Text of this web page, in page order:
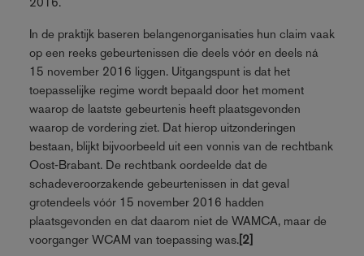
In de praktijk baseren belangenorganisaties hun claim vaak
op een reeks gebeurtenissen die deels vóór en deels ná
15 november 2016 liggen. Uitgangspunt is dat het
toepasselijke regime wordt bepaald door het moment
waarop de laatste gebeurtenis heeft plaatsgevonden
waarop de vordering ziet. Dat hierop uitzonderingen
bestaan, blijkt bijvoorbeeld uit een vonnis van de rechtbank
Oost‑Brabant. De rechtbank oordeelde dat de
schadeveroorzakende gebeurtenissen in dat geval
grotendeels vóór 15 november 2016 hadden
plaatsgevonden en dat daarom niet de WAMCA, maar de
voorganger WCAM van toepassing was.[2]